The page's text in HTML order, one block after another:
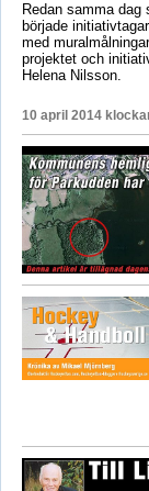
Redan samma
började
med
projektet och
Helena Nilsson.
10 april 2014